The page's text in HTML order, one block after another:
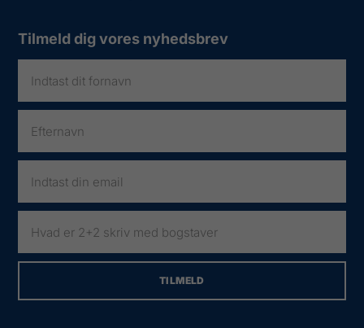
Tilmeld dig vores nyhedsbrev